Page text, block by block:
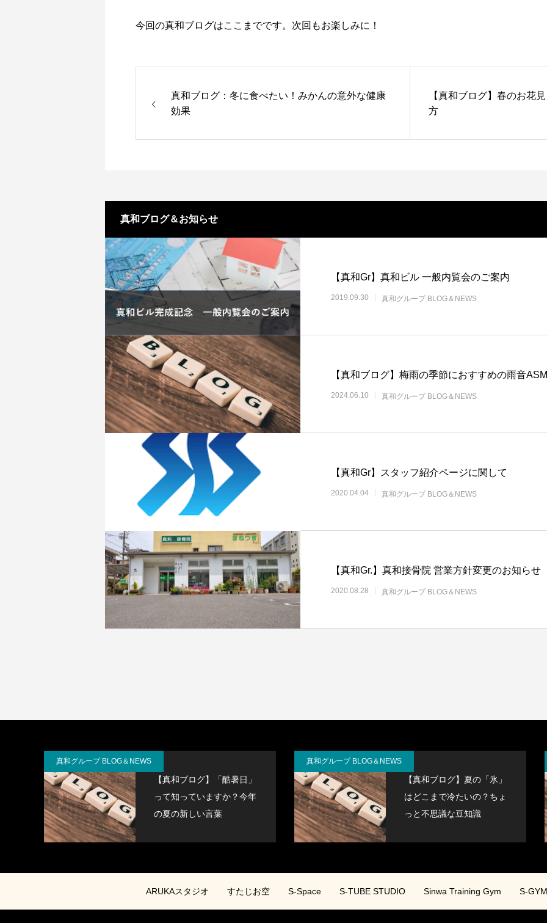
今回の真和ブログはここまでです。次回もお楽しみに！
真和ブログ：冬に食べたい！みかんの意外な健康
効果
【真和ブログ】春のお花
方
真和ブログ＆お知らせ
【真和Gr】真和ビル 一般内覧会のご案内
2019.09.30 真和グループ BLOG＆NEWS
【真和ブログ】梅雨の季節におすすめの雨音
2024.06.10 真和グループ BLOG＆NEWS
【真和Gr】スタッフ紹介ページに関して
2020.04.04 真和グループ BLOG＆NEWS
【真和Gr.】真和接骨院 営業方針変更のお知らせ
2020.08.28 真和グループ BLOG＆NEWS
真和グループ BLOG＆NEWS
【真和ブログ】「酷暑日」
って知っていますか？今年
の夏の新しい言葉
真和グループ BLOG＆NEWS
【真和ブログ】夏の「氷」
はどこまで冷たいの？ちょ
っと不思議な豆知識
ARUKAスタジオ すたじお空 S-Space S-TUBE STUDIO Sinwa Training Gym S-GYM